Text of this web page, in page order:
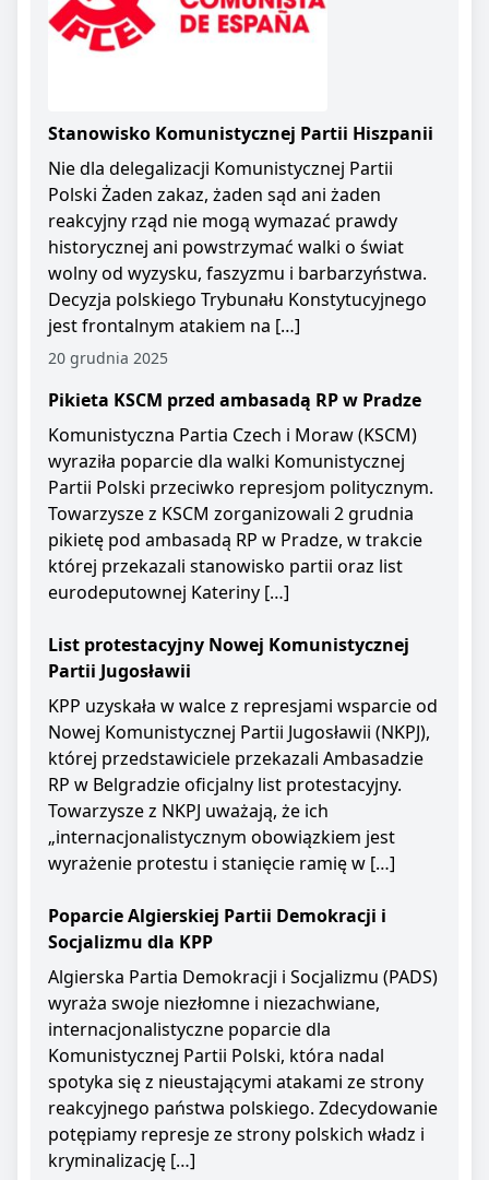
Stanowisko Komunistycznej Partii Hiszpanii
Nie dla delegalizacji Komunistycznej Partii
Polski Żaden zakaz, żaden sąd ani żaden
reakcyjny rząd nie mogą wymazać prawdy
historycznej ani powstrzymać walki o świat
wolny od wyzysku, faszyzmu i barbarzyństwa.
Decyzja polskiego Trybunału Konstytucyjnego
jest frontalnym atakiem na […]
20 grudnia 2025
Pikieta KSCM przed ambasadą RP w Pradze
Komunistyczna Partia Czech i Moraw (KSCM)
wyraziła poparcie dla walki Komunistycznej
Partii Polski przeciwko represjom politycznym.
Towarzysze z KSCM zorganizowali 2 grudnia
pikietę pod ambasadą RP w Pradze, w trakcie
której przekazali stanowisko partii oraz list
eurodeputownej Kateriny […]
List protestacyjny Nowej Komunistycznej
Partii Jugosławii
KPP uzyskała w walce z represjami wsparcie od
Nowej Komunistycznej Partii Jugosławii (NKPJ),
której przedstawiciele przekazali Ambasadzie
RP w Belgradzie oficjalny list protestacyjny.
Towarzysze z NKPJ uważają, że ich
„internacjonalistycznym obowiązkiem jest
wyrażenie protestu i stanięcie ramię w […]
Poparcie Algierskiej Partii Demokracji i
Socjalizmu dla KPP
Algierska Partia Demokracji i Socjalizmu (PADS)
wyraża swoje niezłomne i niezachwiane,
internacjonalistyczne poparcie dla
Komunistycznej Partii Polski, która nadal
spotyka się z nieustającymi atakami ze strony
reakcyjnego państwa polskiego. Zdecydowanie
potępiamy represje ze strony polskich władz i
kryminalizację […]